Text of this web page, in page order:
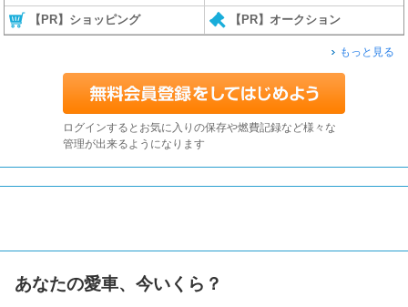
【PR】ショッピング 【PR】オークション
もっと見る
ログインするとお気に入りの保存や燃費記録など様々な
管理が出来るようになります
あなたの愛車、今いくら？